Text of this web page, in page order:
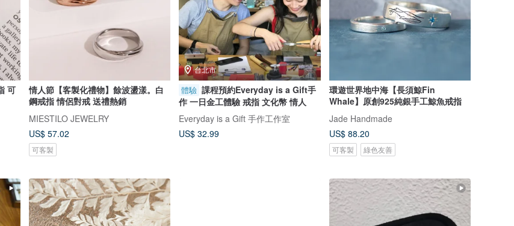
可
情人節【客製化禮物】餘波盪漾。白
鋼戒指 情侶對戒 送禮熱銷
MIESTILO JEWELRY
US$ 57.02
可客製
台北市
體驗 課程預約Everyday is a Gift手
作 一日金工體驗 戒指 文化幣 情人
Everyday is a Gift 手作工作室
US$ 32.99
環遊世界地中海【長須鯨Fin
Whale】原創925純銀手工鯨魚戒指
Jade Handmade
US$ 88.20
可客製 綠色友善